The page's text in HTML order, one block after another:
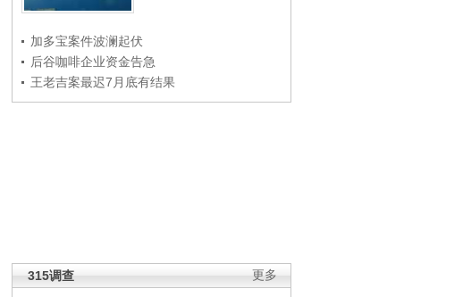
加多宝案件波澜起伏
后谷咖啡企业资金告急
王老吉案最迟7月底有结果
更多
315调查